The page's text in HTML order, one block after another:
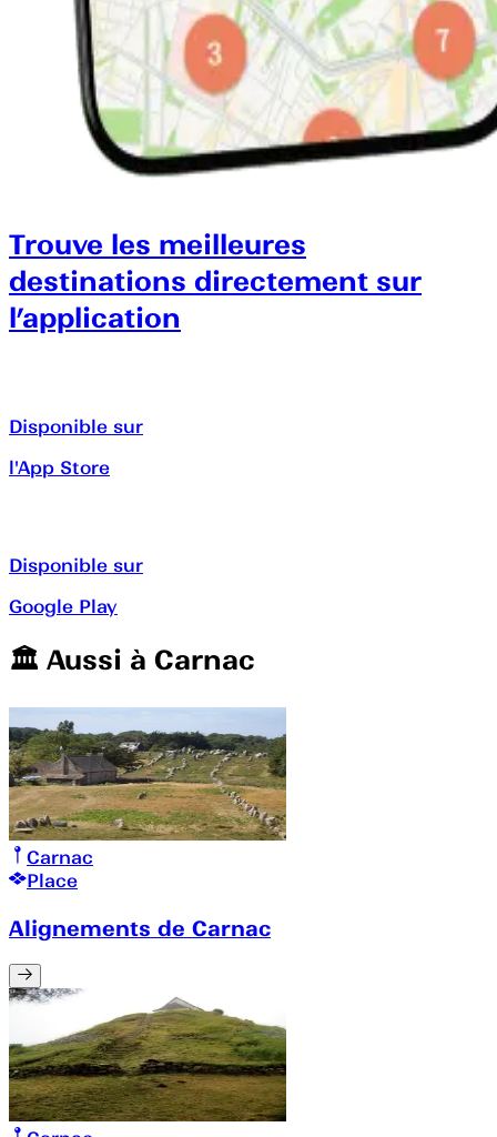
Trouve les meilleures
destinations directement sur
l’application
Disponible sur
l'App Store
Disponible sur
Google Play
🏛️️ Aussi à Carnac
Carnac
Place
Alignements de Carnac